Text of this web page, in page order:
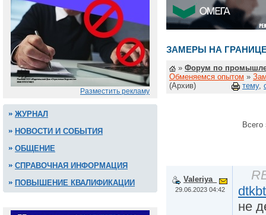
Разместить рекламу
ЖУРНАЛ
НОВОСТИ И СОБЫТИЯ
ОБЩЕНИЕ
СПРАВОЧНАЯ ИНФОРМАЦИЯ
ПОВЫШЕНИЕ КВАЛИФИКАЦИИ
ЗАМЕРЫ НА
» Форум по
Обменяемся опытом »
(Архив)
тему,
Всего
Valeriya_
29.06.2023 04:42
не